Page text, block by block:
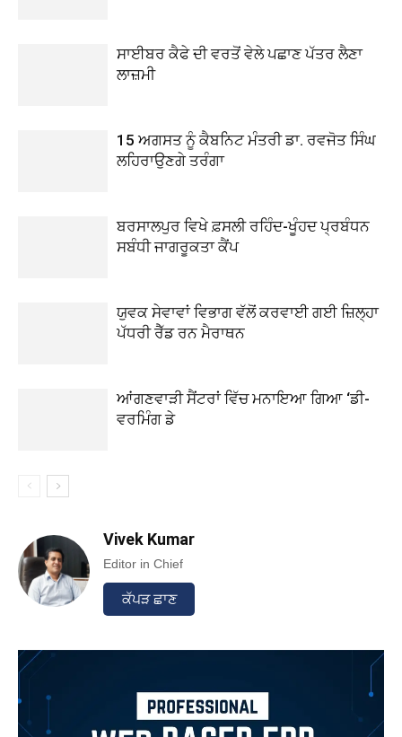
ਸਾਈਬਰ ਕੈਫੇ ਦੀ ਵਰਤੋਂ ਵੇਲੇ ਪਛਾਣ ਪੱਤਰ ਲੈਣਾ
ਲਾਜ਼ਮੀ
15 ਅਗਸਤ ਨੂੰ ਕੈਬਨਿਟ ਮੰਤਰੀ ਡਾ. ਰਵਜੋਤ ਸਿੰਘ
ਲਹਿਰਾਉਣਗੇ ਤਰੰਗਾ
ਬਰਸਾਲਪੁਰ ਵਿਖੇ ਫ਼ਸਲੀ ਰਹਿੰਦ-ਖੂੰਹਦ ਪ੍ਰਬੰਧਨ
ਸਬੰਧੀ ਜਾਗਰੂਕਤਾ ਕੈਂਪ
ਯੁਵਕ ਸੇਵਾਵਾਂ ਵਿਭਾਗ ਵੱਲੋਂ ਕਰਵਾਈ ਗਈ ਜ਼ਿਲ੍ਹਾ
ਪੱਧਰੀ ਰੈੱਡ ਰਨ ਮੈਰਾਥਨ
ਆਂਗਣਵਾੜੀ ਸੈਂਟਰਾਂ ਵਿੱਚ ਮਨਾਇਆ ਗਿਆ ‘ਡੀ-
ਵਰਮਿੰਗ ਡੇ
Vivek Kumar
Editor in Chief
ਕੱਪੜ ਛਾਣ